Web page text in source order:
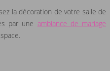
la décoration de votre salle de
par une ambiance de mariage